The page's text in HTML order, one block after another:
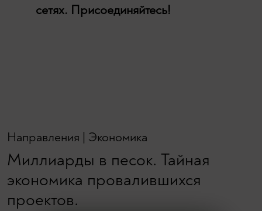
сетях. Присоединяйтесь!
Направления Экономика
Миллиарды в песок. Тайная
экономика провалившихся
проектов.